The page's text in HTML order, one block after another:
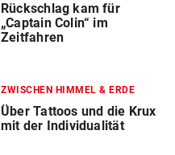
Rückschlag kam für
„Captain Colin“ im
Zeitfahren
ZWISCHEN HIMMEL & ERDE
Über Tattoos und die Krux
mit der Individualität